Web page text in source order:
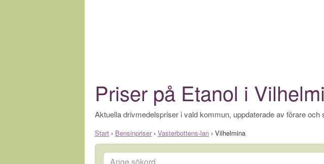
Priser på Etanol i
Aktuella drivmedelspriser i vald kommun, uppdaterade av förare och
Start › Bensinpriser› Vasterbottens-lan › Vilhelmina
Ange sökord